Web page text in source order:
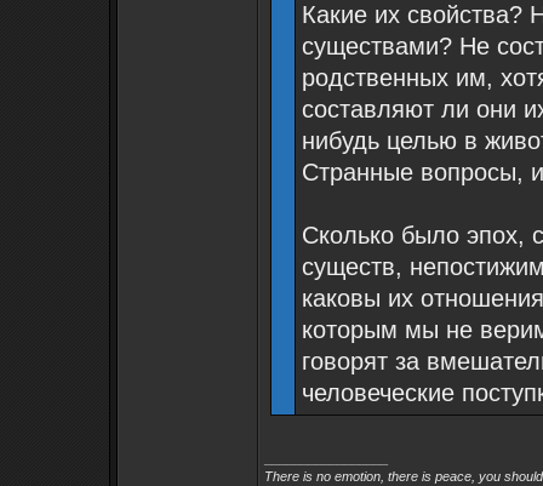
Какие их
существами? Не
родственных им,
составляют ли они
нибудь целью в
Странные вопросы,
Сколько было эпох,
существ,
каковы их
которым мы не
говорят за
человеческие
There is no emotion, there is peace, you